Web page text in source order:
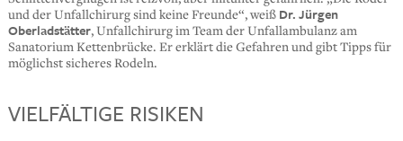
und der Unfallchirurg sind keine Freunde“, weiß Dr. Jürgen
Oberladstätter, Unfallchirurg im Team der Unfallambulanz am
Sanatorium Kettenbrücke. Er erklärt die Gefahren und gibt Tipps für
möglichst sicheres Rodeln.
VIELFÄLTIGE RISIKEN